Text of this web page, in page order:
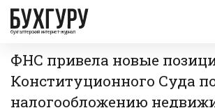
бухгалтерский интернет-журнал
ФНС привела новые
Конституционного Суда
налогообложению